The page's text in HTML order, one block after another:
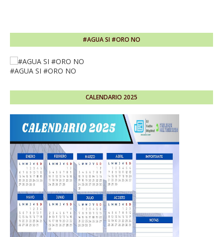
#AGUA SI #ORO NO
#AGUA SI #ORO NO
CALENDARIO 2025